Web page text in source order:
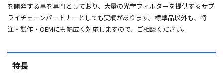
を開発する事を専門としており、大量の光学フィルターを提供するサプ
ライチェーンパートナーとしても実績があります。標準品以外も、特
注・試作・ OEMにも幅広く対応しますので、ご相談ください。
特長